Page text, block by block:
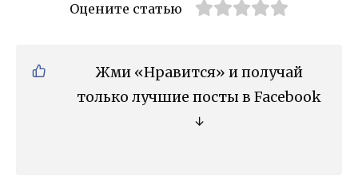
Оцените статью
Жми «Нравится» и получай
только лучшие посты в Facebook
↓